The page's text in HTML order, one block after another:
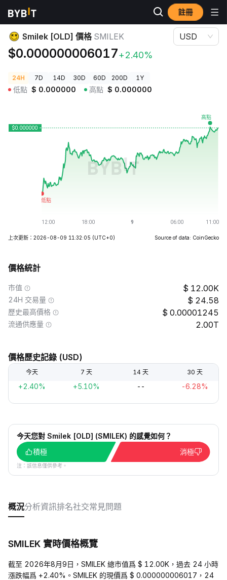
註冊
加密貨幣價格
Smilek [OLD] 價格 SMILEK
$0.000000006017+2.40%
USD
24H 7D 14D 30D 60D 200D 1Y
低點 $ 0.000000 高點 $ 0.000000
上次更新：2026-08-09 11:32:05 (UTC+0) Source of data: CoinGecko
價格統計
市值 12.00K
24H 交易量 24.58
歷史最高價格 0.00001245
流通供應量 2.00T
價格歷史記錄 (USD)
今天 7 天 14 天 30 天
+2.40% +5.10% -- -6.28%
今天您對 Smilek [OLD] (SMILEK) 的感覺如何？
積極
消極
注：該信息僅供參考。
概況分析資訊排名社交常見問題
SMILEK 實時價格概覽
截至 2026年8月9日，SMILEK 總市值爲 $ 12.00K，過去 24 小時
漲跌幅爲 +2.40%。SMILEK 的現價爲 $ 0.000000006017，24